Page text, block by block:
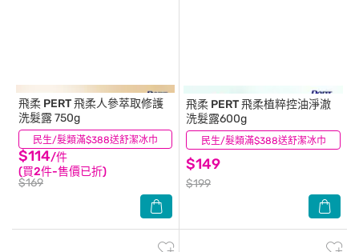
民生/髮類滿$388送舒潔冰巾
飛柔 PERT飛柔人參萃取修護
洗髮露 750g
$114/件
(買2件-售價已折)
$169
(19) 民生/髮類滿$388送舒潔冰巾
飛柔 PERT飛柔植粹控油淨澈
洗髮露600g
$149
$199
(0)